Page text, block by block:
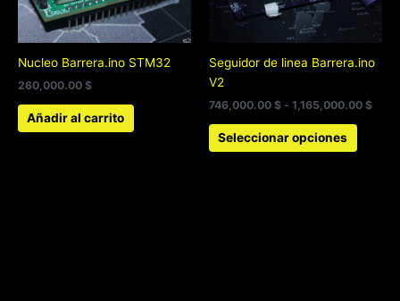
Nucleo Barrera.ino STM32
260,000.00 $
Añadir al carrito
Seguidor de linea Barrera.ino
V2
746,000.00 $ - 1,165,000.00 $
Seleccionar opciones
pueden
elegir
en